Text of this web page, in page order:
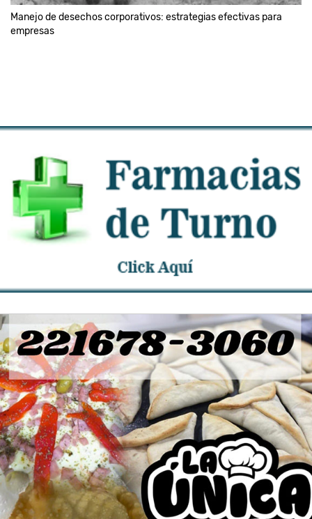
Manejo de desechos corporativos: estrategias efectivas para
empresas